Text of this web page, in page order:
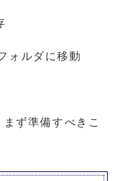
ォルダに移動
ず準備すべきこ